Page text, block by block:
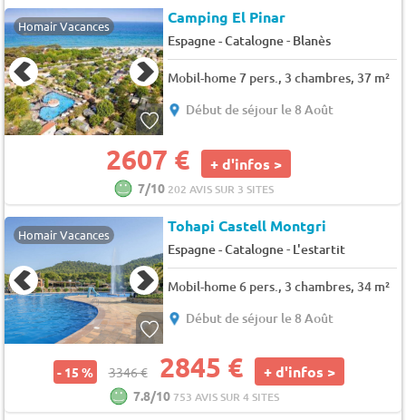
Homair Vacances Camping El Pinar
Espagne - Catalogne- Blanès
Mobil-home 7 pers., 3 chambres, 37 m²
Début de séjour le 8 Août
2607 € + d'infos >
7/10 202 AVIS SUR 3 SITES
Homair Vacances Tohapi Castell Montgri
Espagne - Catalogne- L'estartit
Mobil-home 6 pers., 3 chambres, 34 m²
Début de séjour le 8 Août
- 15 % 3346 € 2845 € + d'infos >
7.8/10753 AVIS SUR 4 SITES